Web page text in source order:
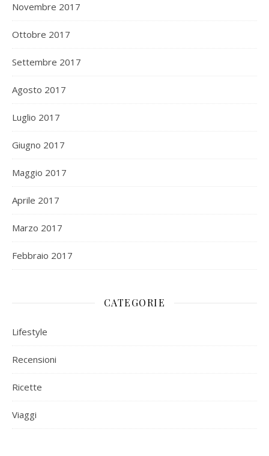
Novembre 2017
Ottobre 2017
Settembre 2017
Agosto 2017
Luglio 2017
Giugno 2017
Maggio 2017
Aprile 2017
Marzo 2017
Febbraio 2017
CATEGORIE
Lifestyle
Recensioni
Ricette
Viaggi